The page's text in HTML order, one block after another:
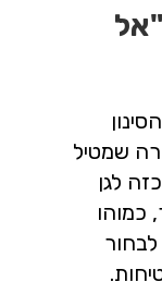
שמטיל
לגן
כמוהו